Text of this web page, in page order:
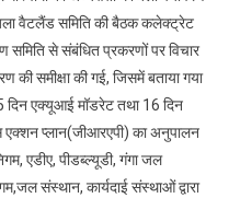
प्रभावी
रोक
को
नगर
निगम
दिए
वैटलैंड समिति की बैठक कलेक्ट्रेट
समिति से संबंधित प्रकरणों पर विचार
की समीक्षा की गई, जिसमें बताया गया
दिन एक्यूआई मॉडरेट तथा 16 दिन
एक्शन प्लान(जीआरएपी) का अनुपालन
एडीए, पीडब्ल्यूडी, गंगा जल
संस्थान, कार्यदाई संस्थाओं द्वारा